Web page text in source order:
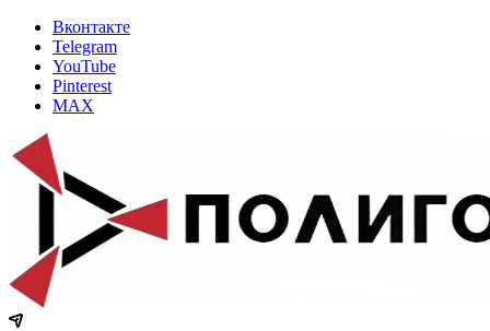
Вконтакте
Telegram
YouTube
Pinterest
MAX